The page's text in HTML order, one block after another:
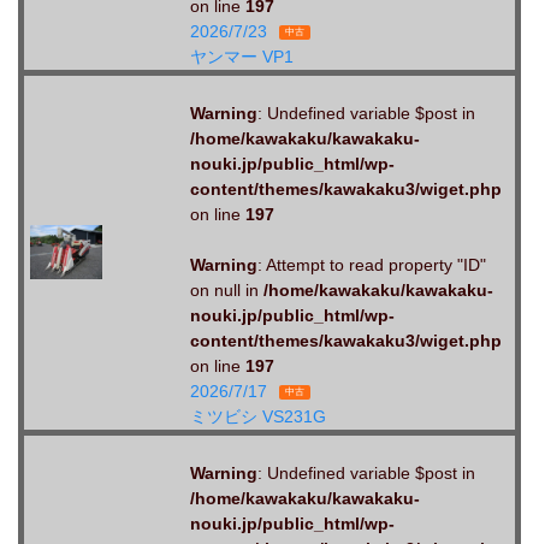
on line 197
2026/7/23
中古
ヤンマー VP1
Warning: Undefined variable $post in
/home/kawakaku/kawakaku-
nouki.jp/public_html/wp-
content/themes/kawakaku3/wiget.php
on line 197
Warning: Attempt to read property "ID"
on null in /home/kawakaku/kawakaku-
nouki.jp/public_html/wp-
content/themes/kawakaku3/wiget.php
on line 197
2026/7/17
中古
ミツビシ VS231G
Warning: Undefined variable $post in
/home/kawakaku/kawakaku-
nouki.jp/public_html/wp-